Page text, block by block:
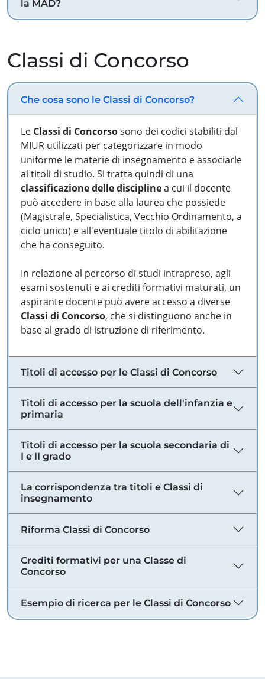
la MAD?
Classi di Concorso
Che cosa sono le Classi di Concorso?
Le Classi di Concorsosono dei codici stabiliti dal
MIUR utilizzati per categorizzare in modo
uniforme le materie di insegnamento e associarle
ai titoli di studio. Si tratta quindi di una
classificazione delle disciplinea cui il docente
può accedere in base alla laurea che possiede
(Magistrale, Specialistica, Vecchio Ordinamento, a
ciclo unico) e all'eventuale titolo di abilitazione
che ha conseguito.
In relazione al percorso di studi intrapreso, agli
esami sostenuti e ai crediti formativi maturati, un
aspirante docente può avere accesso a diverse
Classi di Concorso, che si distinguono anche in
base al grado di istruzione di riferimento.
Titoli di accesso per le Classi di Concorso
Titoli di accesso per la scuola dell'infanzia e
primaria
Titoli di accesso per la scuola secondaria di
I e II grado
La corrispondenza tra titoli e Classi di
insegnamento
Riforma Classi di Concorso
Crediti formativi per una Classe di
Concorso
Esempio di ricerca per le Classi di Concorso